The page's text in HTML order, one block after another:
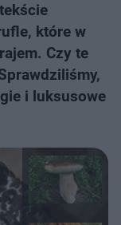
które w
Czy te
i luksusowe